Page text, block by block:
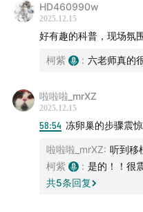
HD460990w
2025.12.15
好有趣的科普，现场氛
柯紫 : 六老师真的
啦啦啦_mrXZ
2025.12.15
58:54 冻卵巢的步骤震
啦啦啦_mrXZ: 听到移
柯紫
: 是的！！很
共5条回复